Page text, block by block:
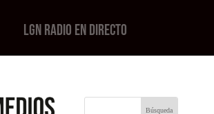
LGN RADIO EN DIRECTO